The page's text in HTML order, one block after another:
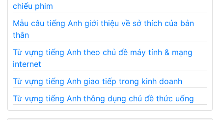
chiếu phim
Mẫu câu tiếng Anh giới thiệu về sở thích của bản
thân
Từ vựng tiếng Anh theo chủ đề máy tính & mạng
internet
Từ vựng tiếng Anh giao tiếp trong kinh doanh
Từ vựng tiếng Anh thông dụng chủ đề thức uống